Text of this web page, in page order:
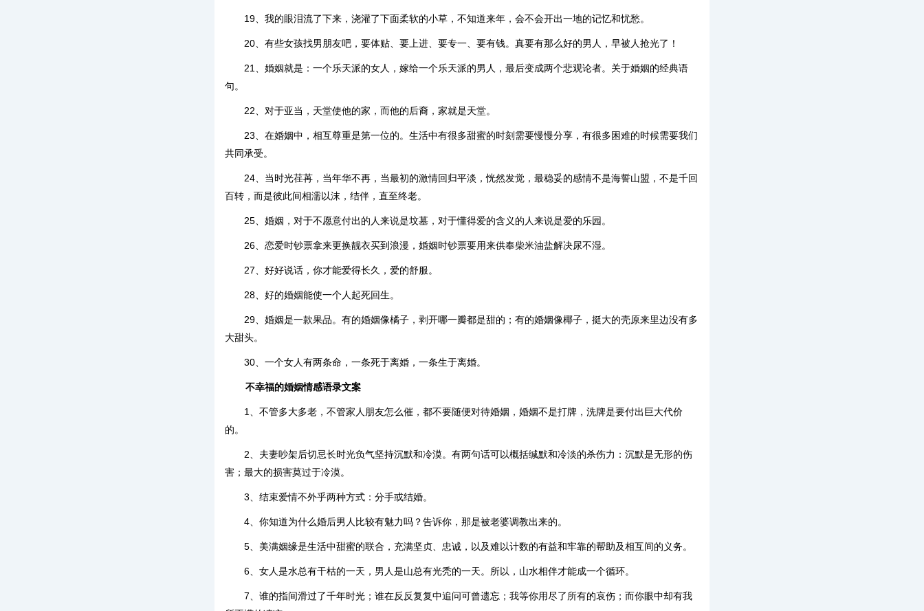
19、我的眼泪流了下来，浇灌了下面柔软的小草，不知道来年，会不会开出一地的记忆和忧愁。
20、有些女孩找男朋友吧，要体贴、要上进、要专一、要有钱。真要有那么好的男人，早被人抢光了！
21、婚姻就是：一个乐天派的女人，嫁给一个乐天派的男人，最后变成两个悲观论者。关于婚姻的经典语
句。
22、对于亚当，天堂使他的家，而他的后裔，家就是天堂。
23、在婚姻中，相互尊重是第一位的。生活中有很多甜蜜的时刻需要慢慢分享，有很多困难的时候需要我们
共同承受。
24、当时光荏苒，当年华不再，当最初的激情回归平淡，恍然发觉，最稳妥的感情不是海誓山盟，不是千回
百转，而是彼此间相濡以沫，结伴，直至终老。
25、婚姻，对于不愿意付出的人来说是坟墓，对于懂得爱的含义的人来说是爱的乐园。
26、恋爱时钞票拿来更换靓衣买到浪漫，婚姻时钞票要用来供奉柴米油盐解决尿不湿。
27、好好说话，你才能爱得长久，爱的舒服。
28、好的婚姻能使一个人起死回生。
29、婚姻是一款果品。有的婚姻像橘子，剥开哪一瓣都是甜的；有的婚姻像椰子，挺大的壳原来里边没有多
大甜头。
30、一个女人有两条命，一条死于离婚，一条生于离婚。
不幸福的婚姻情感语录文案
1、不管多大多老，不管家人朋友怎么催，都不要随便对待婚姻，婚姻不是打牌，洗牌是要付出巨大代价
的。
2、夫妻吵架后切忌长时光负气坚持沉默和冷漠。有两句话可以概括缄默和冷淡的杀伤力：沉默是无形的伤
害；最大的损害莫过于冷漠。
3、结束爱情不外乎两种方式：分手或结婚。
4、你知道为什么婚后男人比较有魅力吗？告诉你，那是被老婆调教出来的。
5、美满姻缘是生活中甜蜜的联合，充满坚贞、忠诚，以及难以计数的有益和牢靠的帮助及相互间的义务。
6、女人是水总有干枯的一天，男人是山总有光秃的一天。所以，山水相伴才能成一个循环。
7、谁的指间滑过了千年时光；谁在反反复复中追问可曾遗忘；我等你用尽了所有的哀伤；而你眼中却有我